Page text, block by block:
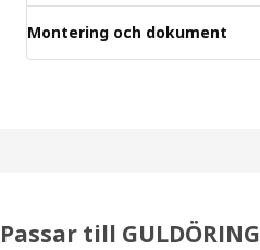
Montering och dokument
Passar till GULDÖRING